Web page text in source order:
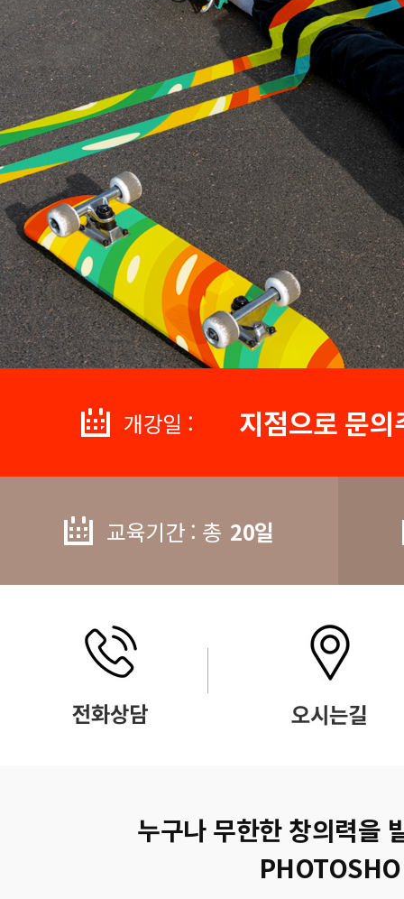
개강일 : 지점으로 문
교육기간 : 총 20일
누구나 무한한 창의력을